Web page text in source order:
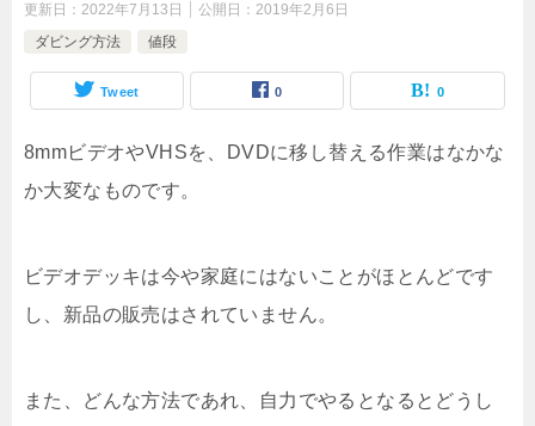
更新日： 2022年7月13日 公開日： 2019年2月6日
ダビング方法
値段
Tweet 0 0
8mmビデオやVHSを、DVDに移し替える作業はなかな
か大変なものです。
ビデオデッキは今や家庭にはないことがほとんどです
し、新品の販売はされていません。
また、どんな方法であれ、自力でやるとなるとどうし